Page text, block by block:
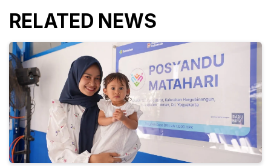
RELATED NEWS